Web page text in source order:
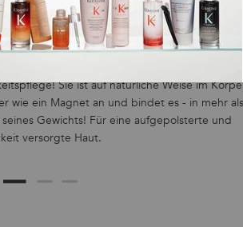
Sie ist auf natürliche Weise im
wie ein Magnet an und bindet es - in mehr
Gewichts! Für eine aufgepolsterte und
versorgte Haut.